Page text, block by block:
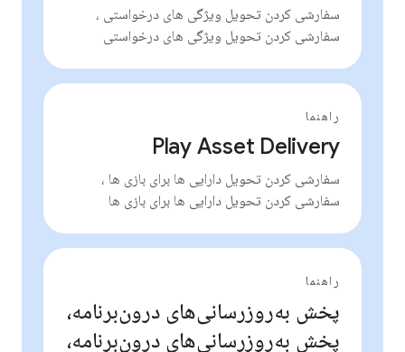
سفارشی کردن تحویل ویژگی های درخواستی ،
سفارشی کردن تحویل ویژگی های درخواستی
راهنما
Play Asset Delivery
سفارشی کردن تحویل دارایی ها برای بازی ها ،
سفارشی کردن تحویل دارایی ها برای بازی ها
راهنما
پخش به‌روزرسانی‌های درون‌برنامه،
پخش به‌روزرسانی‌های درون‌برنامه،